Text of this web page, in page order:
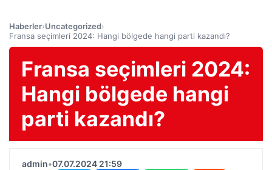
Haberler›Uncategorized›
Fransa seçimleri 2024: Hangi bölgede hangi parti kazandı?
Fransa seçimleri 2024:
Hangi bölgede hangi
parti kazandı?
admin•07.07.2024 21:59